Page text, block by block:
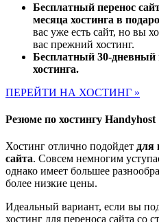
Бесплатный перенос
месяца хостинга в
вас уже есть сайт, но вы
вас прежний хостинг.
Бесплатный 30-дневный
хостинга.
ПЕРЕЙТИ НА ХОСТИНГ »
Резюме по хостингу Handyhost
Хостинг отлично подойдет для
сайта. Совсем немногим
однако имеет большее
более низкие цены.
Идеальный вариант, если вы
хостинг для переноса сайта со